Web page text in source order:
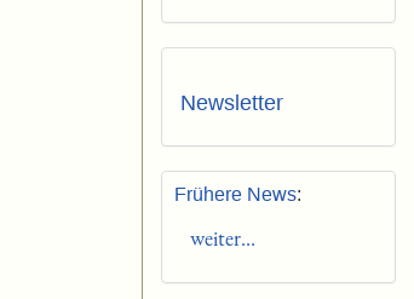
Newsletter
Frühere News:
weiter...